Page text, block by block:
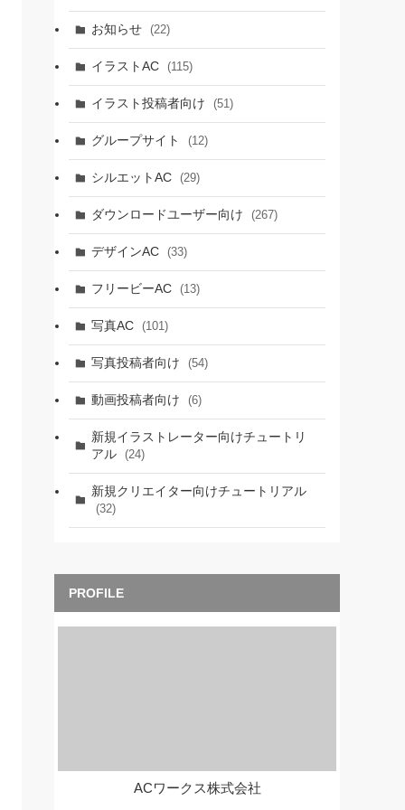
お知らせ (22)
イラストAC (115)
イラスト投稿者向け (51)
グループサイト (12)
シルエットAC (29)
ダウンロードユーザー向け (267)
デザインAC (33)
フリービーAC (13)
写真AC (101)
写真投稿者向け (54)
動画投稿者向け (6)
新規イラストレーター向けチュートリ
アル (24)
新規クリエイター向けチュートリアル
(32)
ACワークス株式会社